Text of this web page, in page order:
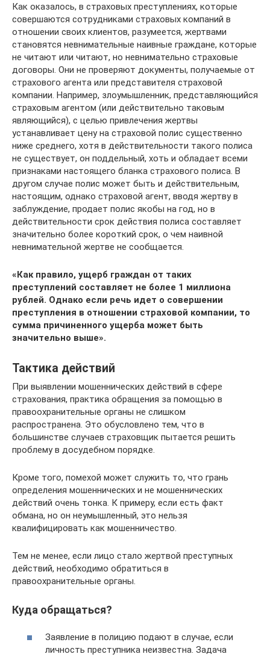
Как оказалось, в страховых преступлениях, которые
совершаются сотрудниками страховых компаний в
отношении своих клиентов, разумеется, жертвами
становятся невнимательные наивные граждане, которые
не читают или читают, но невнимательно страховые
договоры. Они не проверяют документы, получаемые от
страхового агента или представителя страховой
компании. Например, злоумышленник, представляющийся
страховым агентом (или действительно таковым
являющийся), с целью привлечения жертвы
устанавливает цену на страховой полис существенно
ниже среднего, хотя в действительности такого полиса
не существует, он поддельный, хоть и обладает всеми
признаками настоящего бланка страхового полиса. В
другом случае полис может быть и действительным,
настоящим, однако страховой агент, вводя жертву в
заблуждение, продает полис якобы на год, но в
действительности срок действия полиса составляет
значительно более короткий срок, о чем наивной
невнимательной жертве не сообщается.
«Как правило, ущерб граждан от таких
преступлений составляет не более 1 миллиона
рублей. Однако если речь идет о совершении
преступления в отношении страховой компании, то
сумма причиненного ущерба может быть
значительно выше».
Тактика действий
При выявлении мошеннических действий в сфере
страхования, практика обращения за помощью в
правоохранительные органы не слишком
распространена. Это обусловлено тем, что в
большинстве случаев страховщик пытается решить
проблему в досудебном порядке.
Кроме того, помехой может служить то, что грань
определения мошеннических и не мошеннических
действий очень тонка. К примеру, если есть факт
обмана, но он неумышленный, это нельзя
квалифицировать как мошенничество.
Тем не менее, если лицо стало жертвой преступных
действий, необходимо обратиться в
правоохранительные органы.
Куда обращаться?
Заявление в полицию подают в случае, если
личность преступника неизвестна. Задача